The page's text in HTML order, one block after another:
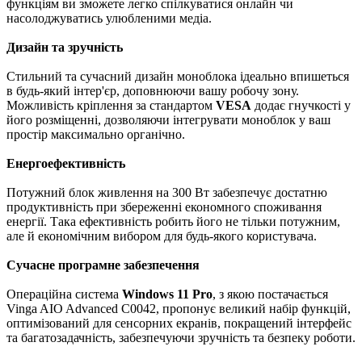
функціям ви зможете легко спілкуватися онлайн чи
насолоджуватись улюбленими медіа.
Дизайн та зручність
Стильний та сучасний дизайн моноблока ідеально впишеться
в будь-який інтер'єр, доповнюючи вашу робочу зону.
Можливість кріплення за стандартом VESA додає гнучкості у
його розміщенні, дозволяючи інтегрувати моноблок у ваш
простір максимально органічно.
Енергоефективність
Потужний блок живлення на 300 Вт забезпечує достатню
продуктивність при збереженні економного споживання
енергії. Така ефективність робить його не тільки потужним,
але й економічним вибором для будь-якого користувача.
Сучасне програмне забезпечення
Операційна система Windows 11 Pro, з якою постачається
Vinga AIO Advanced C0042, пропонує великий набір функцій,
оптимізований для сенсорних екранів, покращений інтерфейс
та багатозадачність, забезпечуючи зручність та безпеку роботи.